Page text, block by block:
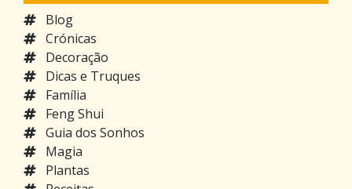
Blog
Crónicas
Decoração
Dicas e Truques
Família
Feng Shui
Guia dos Sonhos
Magia
Plantas